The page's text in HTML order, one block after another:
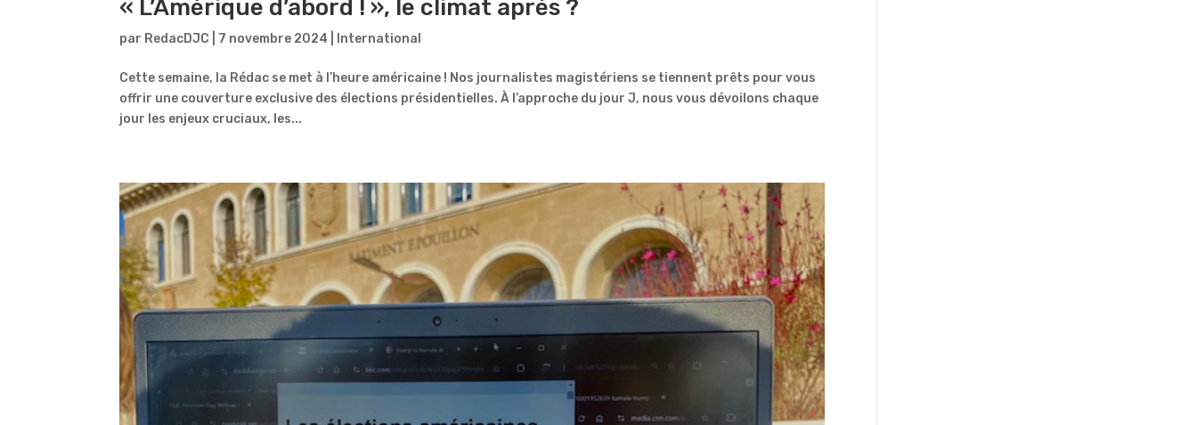
« L’Amérique d’abord ! », le climat après ?
par RedacDJC 7 novembre 2024 International
Cette semaine, la Rédac se met à l’heure américaine ! Nos journalistes magistériens se tiennent prêts pour vous
offrir une couverture exclusive des élections présidentielles. À l’approche du jour J, nous vous dévoilons chaque
jour les enjeux cruciaux, les...